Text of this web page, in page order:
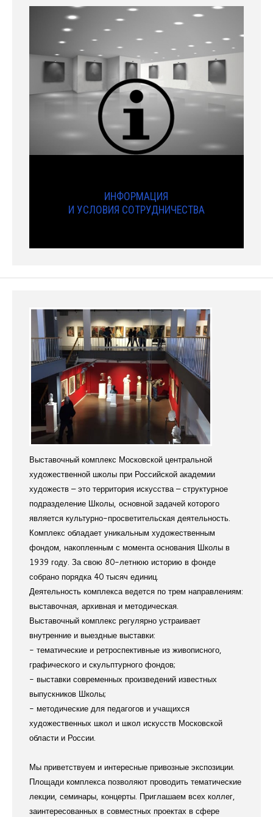
ИНФОРМАЦИЯ
И УСЛОВИЯ СОТРУДНИЧЕСТВА
Выставочный комплекс Московской центральной
художественной школы при Российской академии
художеств – это территория искусства – структурное
подразделение Школы, основной задачей которого
является культурно-просветительская деятельность.
Комплекс обладает уникальным художественным
фондом, накопленным с момента основания Школы в
1939 году. За свою 80-летнюю историю в фонде
собрано порядка 40 тысяч единиц.
Деятельность комплекса ведется по трем направлениям:
выставочная, архивная и методическая.
Выставочный комплекс регулярно устраивает
внутренние и выездные выставки:
- тематические и ретроспективные из живописного,
графического и скульптурного фондов;
- выставки современных произведений известных
выпускников Школы;
- методические для педагогов и учащихся
художественных школ и школ искусств Московской
области и России.
Мы приветствуем и интересные привозные экспозиции.
Площади комплекса позволяют проводить тематические
лекции, семинары, концерты. Приглашаем всех коллег,
заинтересованных в совместных проектах в сфере